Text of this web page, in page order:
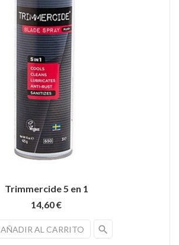
Trimmercide 5 en 1
14,60 €
AÑADIR AL CARRITO search